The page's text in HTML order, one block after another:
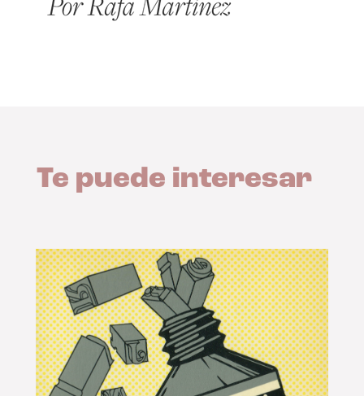
Te puede interesar